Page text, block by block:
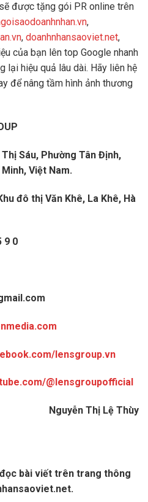
được tặng gói PR online trên
,
, doanhnhansaoviet.net,
của bạn lên top Google nhanh
lại hiệu quả lâu dài. Hãy liên hệ
để nâng tầm hình ảnh thương
Sáu, Phường Tân Định,
Việt Nam.
đô thị Văn Khê, La Khê, Hà
9 0
lensgroup.vn
@lensgroupofficial
Nguyễn Thị Lệ Thùy
bài viết trên trang thông